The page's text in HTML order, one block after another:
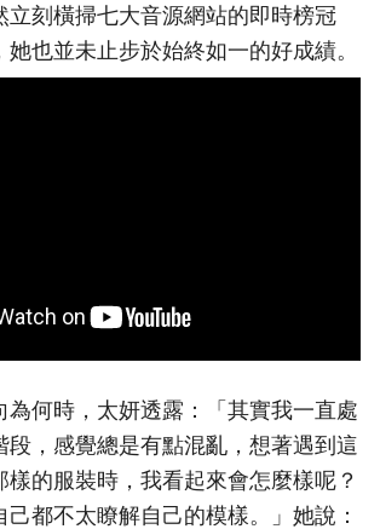
立刻橫掃七大音源網站的即時榜冠
也並未止步於始終如一的好成績。
為何時，太妍透露：「其實我一直處
段，感覺總是有點混亂，想著遇到這
樣的服裝時，我看起來會怎麼樣呢？
都不太瞭解自己的模樣。」她說：